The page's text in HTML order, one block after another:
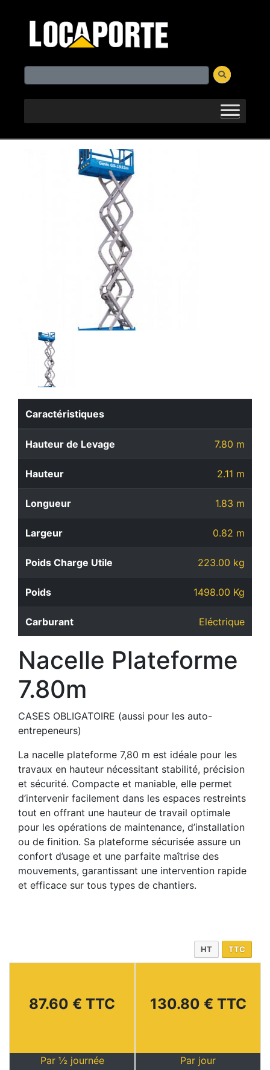
Caractéristiques
Hauteur de Levage 7.80 m
Hauteur 2.11 m
Longueur 1.83 m
Largeur 0.82 m
Poids Charge Utile 223.00 kg
Poids 1498.00 Kg
Carburant Eléctrique
Nacelle Plateforme
7.80m
CASES OBLIGATOIRE (aussi pour les auto-
entrepeneurs)
La nacelle plateforme 7,80 m est idéale pour les
travaux en hauteur nécessitant stabilité, précision
et sécurité. Compacte et maniable, elle permet
d’intervenir facilement dans les espaces restreints
tout en offrant une hauteur de travail optimale
pour les opérations de maintenance, d’installation
ou de finition. Sa plateforme sécurisée assure un
confort d’usage et une parfaite maîtrise des
mouvements, garantissant une intervention rapide
et efficace sur tous types de chantiers.
HT TTC
87.60 € TTC
Par ½ journée
130.80 € TTC
Par jour